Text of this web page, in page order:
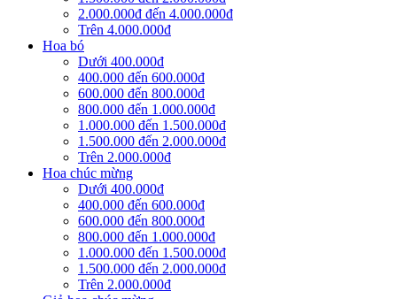
2.000.000đ đến 4.000.000đ
Trên 4.000.000đ
Hoa bó
Dưới 400.000đ
400.000 đến 600.000đ
600.000 đến 800.000đ
800.000 đến 1.000.000đ
1.000.000 đến 1.500.000đ
1.500.000 đến 2.000.000đ
Trên 2.000.000đ
Hoa chúc mừng
Dưới 400.000đ
400.000 đến 600.000đ
600.000 đến 800.000đ
800.000 đến 1.000.000đ
1.000.000 đến 1.500.000đ
1.500.000 đến 2.000.000đ
Trên 2.000.000đ